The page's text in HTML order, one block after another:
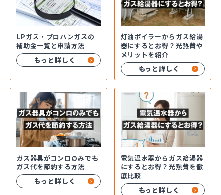
LPガス・プロパンガスの
補助金一覧と申請方法
もっと詳しく
灯油ボイラーからガス給湯
器にするとお得？光熱費や
メリットを紹介
もっと詳しく
ガス器具がコンロのみでも
ガス代を節約する方法
もっと詳しく
電気温水器からガス給湯器
にするとお得？光熱費を徹
底比較
もっと詳しく